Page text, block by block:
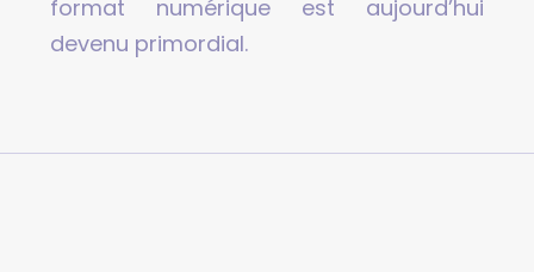
format numérique est aujourd’hui
devenu primordial.